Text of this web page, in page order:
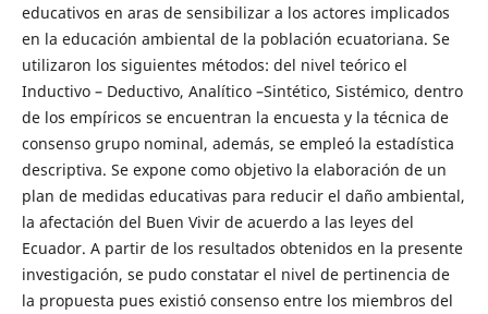
educativos en aras de sensibilizar a los actores implicados
en la educación ambiental de la población ecuatoriana. Se
utilizaron los siguientes métodos: del nivel teórico el
Inductivo – Deductivo, Analítico –Sintético, Sistémico, dentro
de los empíricos se encuentran la encuesta y la técnica de
consenso grupo nominal, además, se empleó la estadística
descriptiva. Se expone como objetivo la elaboración de un
plan de medidas educativas para reducir el daño ambiental,
la afectación del Buen Vivir de acuerdo a las leyes del
Ecuador. A partir de los resultados obtenidos en la presente
investigación, se pudo constatar el nivel de pertinencia de
la propuesta pues existió consenso entre los miembros del